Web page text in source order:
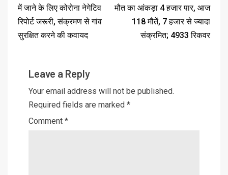
में जाने के लिए कोरोना नेगेटिव
रिपोर्ट जरूरी, संक्रमण से गांव
सुरक्षित करने की कवायद
मौत का आंकड़ा 4 हजार पार, आज
118 मौतें, 7 हजार से ज्यादा
संक्रमित; 4933 रिकवर
Leave a Reply
Your email address will not be published.
Required fields are marked *
Comment *